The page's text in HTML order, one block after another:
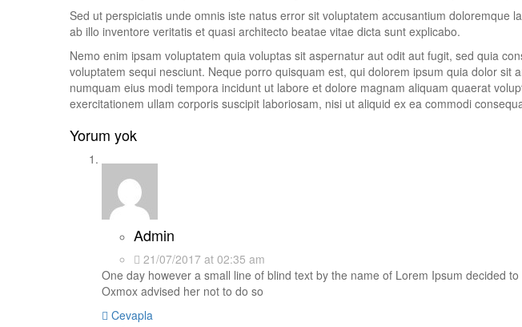
Sed ut perspiciatis unde omnis iste natus error sit voluptatem accusantium doloremque
ab illo inventore veritatis et quasi architecto beatae vitae dicta sunt explicabo.
Nemo enim ipsam voluptatem quia voluptas sit aspernatur aut odit aut fugit, sed quia
voluptatem sequi nesciunt. Neque porro quisquam est, qui dolorem ipsum quia dolor sit
numquam eius modi tempora incidunt ut labore et dolore magnam aliquam quaerat
exercitationem ullam corporis suscipit laboriosam, nisi ut aliquid ex ea commodi
Yorum yok
Admin
21/07/2017 at 02:35 am
One day however a small line of blind text by the name of Lorem Ipsum decided
Oxmox advised her not to do so
Cevapla